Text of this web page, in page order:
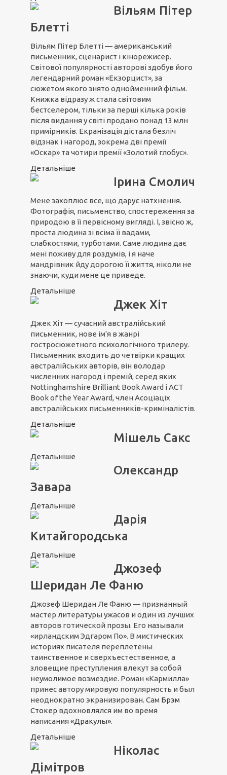
Вільям Пітер
Блетті
Вільям Пітер Блетті — американський
письменник, сценарист і кінорежисер.
Світової популярності авторові здобув його
легендарний роман «Екзорцист», за
сюжетом якого знято однойменний фільм.
Книжка відразу ж стала світовим
бестселером, тільки за перші кілька років
після видання у світі продано понад 13 млн
примірників. Екранізація дістала безліч
відзнак і нагород, зокрема дві премії
«Оскар» та чотири премії «Золотий глобус».
Детальніше
Ірина Смолич
Мене захоплює все, що дарує натхнення.
Фотографія, письменство, спостереження за
природою в її первісному вигляді. І, звісно ж,
проста людина зі всіма її вадами,
слабкостями, турботами. Саме людина дає
мені поживу для роздумів, і я наче
мандрівник йду дорогою її життя, ніколи не
знаючи, куди мене це приведе.
Детальніше
Джек Хіт
Джек Хіт — сучасний австралійський
письменник, нове ім'я в жанрі
гостросюжетного психологічного трилеру.
Письменник входить до четвірки кращих
австралійських авторів, він володар
численних нагород і премій, серед яких
Nottinghamshire Brilliant Book Award і ACT
Book of the Year Award, член Асоціаціх
австралійських письменників-криміналістів.
Детальніше
Мішель Cакс
Детальніше
Олександр
Завара
Детальніше
Дарія
Китайгородська
Детальніше
Джозеф
Шеридан Ле Фаню
Джозеф Шеридан Ле Фаню — признанный
мастер литературы ужасов и один из лучших
авторов готической прозы. Его называли
«ирландским Эдгаром По». В мистических
историях писателя переплетены
таинственное и сверхъестественное, а
зловещие преступления влекут за собой
неумолимое возмездие. Роман «Кармилла»
принес автору мировую популярность и был
неоднократно экранизирован. Cам Брэм
Стокер вдохновлялся им во время
написания «Дракулы».
Детальніше
Ніколас
Дімітров